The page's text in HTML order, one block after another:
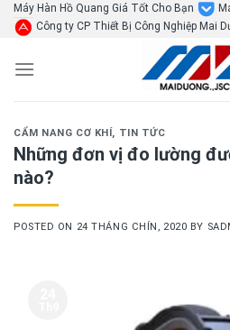
SkipMáy Hàn Hồ Quang Giá Tốt Cho Bạn
Công ty CP Thiết Bị Công Nghiệp Mai
CẨM NANG CƠ KHÍ, TIN TỨC
Những đơn vị đo lường
nào?
POSTED ON 24 THÁNG CHÍN, 2020 BY